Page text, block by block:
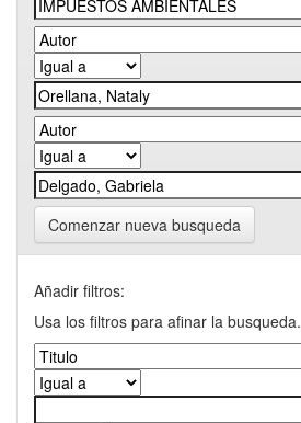
Comenzar nueva busqueda
Añadir filtros:
Usa los filtros para afinar la busqueda.